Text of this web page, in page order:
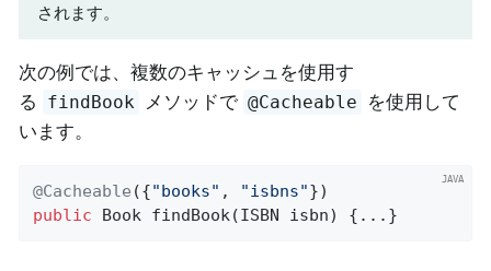
されます。
次の例では、複数のキャッシュを使用す
る
findBook メソッドで @Cacheable
を使用して
います。
@Cacheable ({"books" , "isbns"
public Book findBook(ISBN isbn) {...}